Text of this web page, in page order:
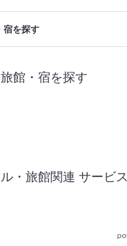
宿を探す
館・宿を探す
・旅館関連 サービス